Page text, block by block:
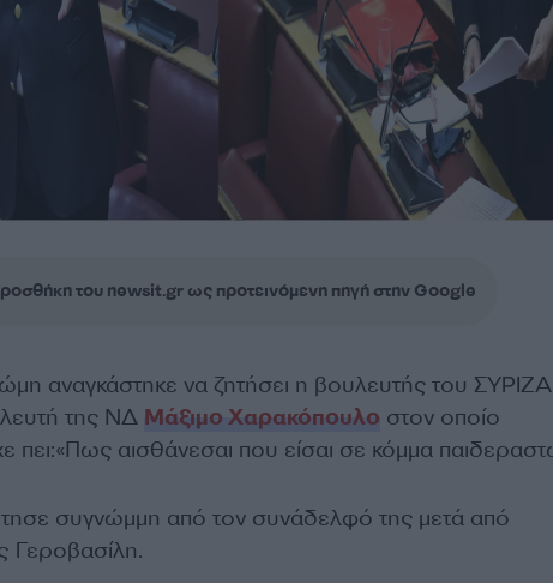
του newsit.gr ως προτεινόμενη πηγή στην Google
αναγκάστηκε να ζητήσει η βουλευτής του
της ΝΔ Μάξιμο Χαρακόπουλο στον οποίο
πει:«Πως αισθάνεσαι που είσαι σε κόμμα
συγνώμμη από τον συνάδελφό της μετά από
Γεροβασίλη.